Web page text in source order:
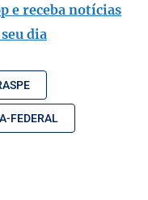
e receba notícias
dia
FEDERAL